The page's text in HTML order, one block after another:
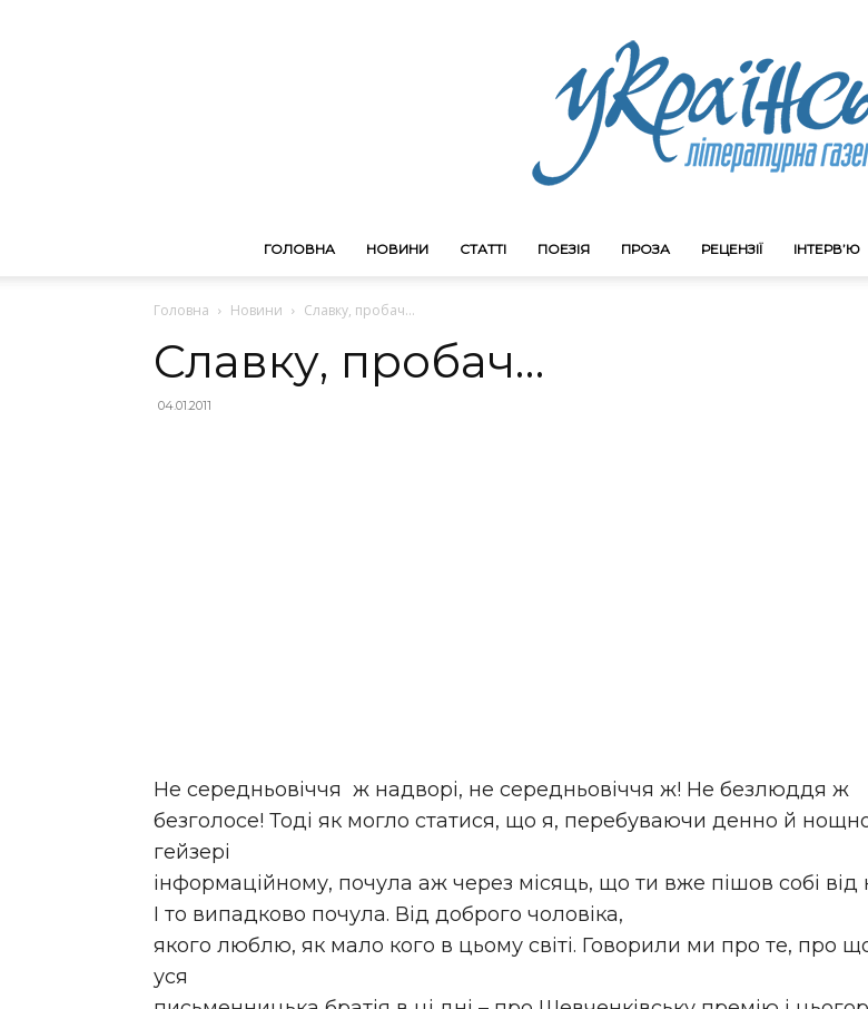
ГОЛОВНА НОВИНИ СТАТТІ ПОЕЗІЯ ПРОЗА РЕЦЕНЗІЇ ІНТЕРВ’Ю
Головна Новини Славку, пробач…
Славку, пробач…
04.01.2011
Не середньовіччя ж надворі, не середньовіччя ж! Не безлюддя ж
безголосе! Тоді як могло статися, що я, перебуваючи денно й
гейзері
інформаційному, почула аж через місяць, що ти вже пішов собі від
І то випадково почула. Від доброго чоловіка,
якого люблю, як мало кого в цьому світі. Говорили ми про те, про
уся